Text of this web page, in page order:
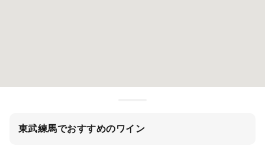
東武練馬でおすすめのワイン